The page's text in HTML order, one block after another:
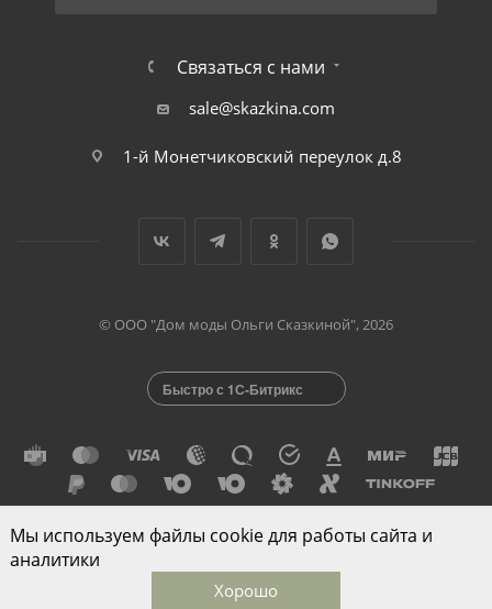
Связаться с нами
sale@skazkina.com
1-й Монетчиковский переулок д.8
© ООО "Дом моды Ольги Сказкиной", 2026
Быстро с 1С-Битрикс
Разработано в
Корзина
Мы используем файлы cookie для работы сайта и
аналитики
Хорошо